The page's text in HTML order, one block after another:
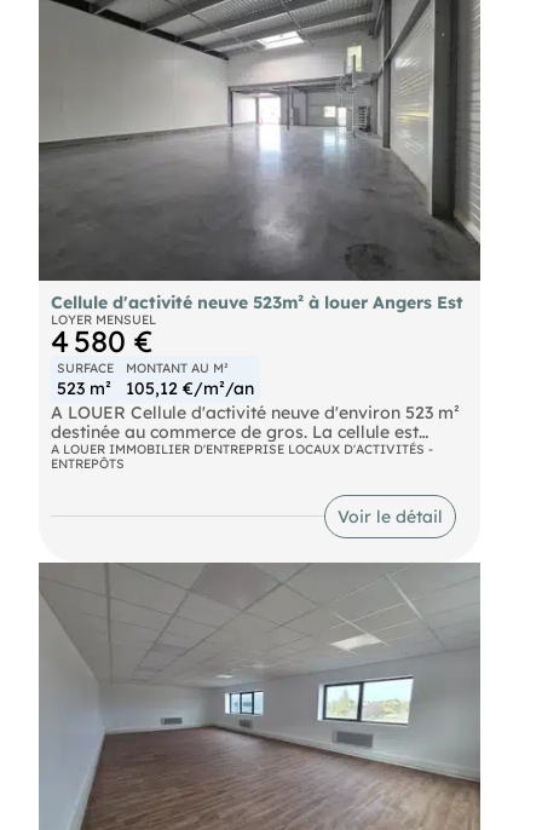
Cellule d'activité neuve 523m² à louer Angers Est
LOYER MENSUEL
4 580 €
SURFACE
523 m²
MONTANT AU M²
105,12 €/m²/an
A LOUER Cellule d'activité neuve d'environ 523 m²
destinée au commerce de gros. La cellule est
livrée isolée, avec porte sectionnelle et bureaux de
116 m² aménagés. Parkings. Disponibilité :
immédiate Loyer mensuel HT/HC : 4 580 € (+
charges et foncier) Dépôt de garantie : 3 mois de
loyer HT/HC soit 13 740 € Honoraires charge
% soit 8 242 € HT (9 890 € TTC) Les informations
sur les risques auxquels ce bien est exposé sont
disponibles sur le site
A LOUER IMMOBILIER D'ENTREPRISE LOCAUX D'ACTIVITÉS -
ENTREPÔTS
Voir le détail